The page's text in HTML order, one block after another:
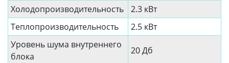
Холодопроизводительность
2.3 кВт
Теплопроизводительность
2.5 кВт
Уровень шума внутреннего
блока
20 Дб